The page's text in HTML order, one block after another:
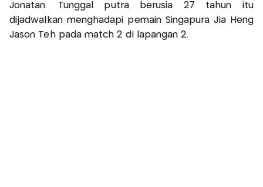
Jonatan. Tunggal putra berusia 27 tahun itu
dijadwalkan menghadapi pemain Singapura Jia Heng
Jason Teh pada match 2 di lapangan 2.